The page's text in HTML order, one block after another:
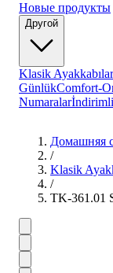
Новые продукты
Другой
Klasik Ayakkabılar
GünlükComfort-
Numaralar
Домашняя
/
Klasik
/
TK-361.01